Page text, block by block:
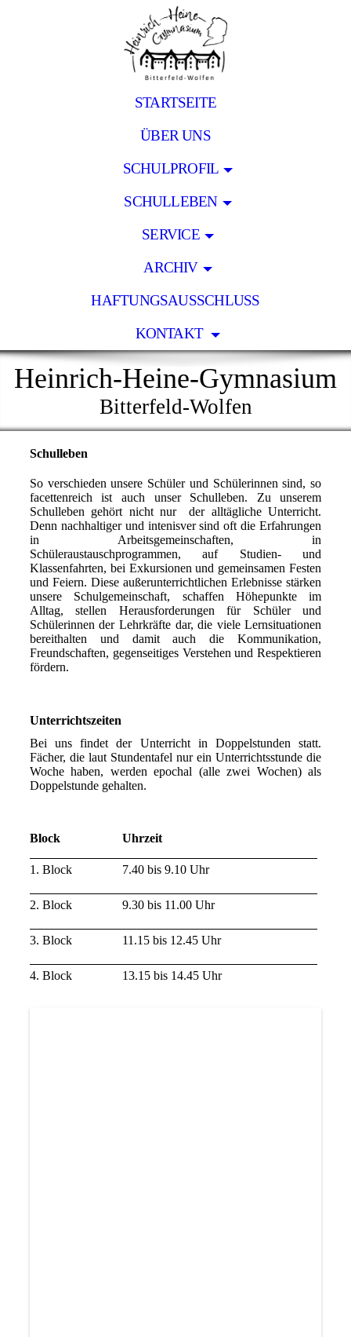
STARTSEITE
ÜBER UNS
SCHULPROFIL
SCHULLEBEN
SERVICE
ARCHIV
HAFTUNGSAUSSCHLUSS
KONTAKT
Heinrich-Heine-Gymnasium
Bitterfeld-Wolfen
Schulleben
So verschieden unsere Schüler und Schülerinnen sind, so
facettenreich ist auch unser Schulleben. Zu unserem
Schulleben gehört nicht nur der alltägliche Unterricht.
Denn nachhaltiger und intenisver sind oft die Erfahrungen
in Arbeitsgemeinschaften, in
Schüleraustauschprogrammen, auf Studien- und
Klassenfahrten, bei Exkursionen und gemeinsamen Festen
und Feiern. Diese außerunterrichtlichen Erlebnisse stärken
unsere Schulgemeinschaft, schaffen Höhepunkte im
Alltag, stellen Herausforderungen für Schüler und
Schülerinnen der Lehrkräfte dar, die viele Lernsituationen
bereithalten und damit auch die Kommunikation,
Freundschaften, gegenseitiges Verstehen und Respektieren
fördern.
Unterrichtszeiten
Bei uns findet der Unterricht in Doppelstunden statt.
Fächer, die laut Stundentafel nur ein Unterrichtsstunde die
Woche haben, werden epochal (alle zwei Wochen) als
Doppelstunde gehalten.
Block Uhrzeit
1. Block 7.40 bis 9.10 Uhr
2. Block 9.30 bis 11.00 Uhr
3. Block 11.15 bis 12.45 Uhr
4. Block 13.15 bis 14.45 Uhr